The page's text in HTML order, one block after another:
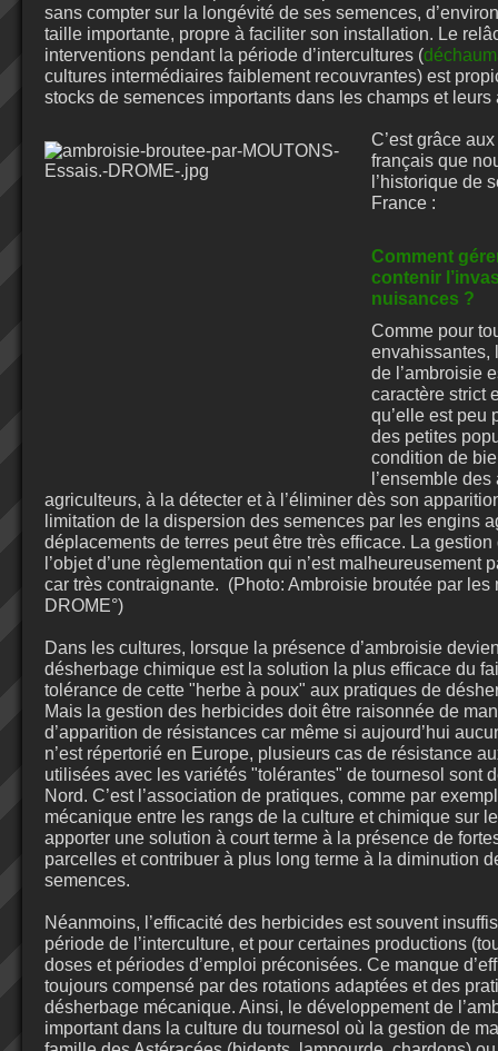
sans compter sur la longévité de ses semences,
taille importante, propre à faciliter son installation. Le
interventions pendant la période d’intercultures (
cultures intermédiaires faiblement recouvrantes) est
stocks de semences importants dans les champs et leurs
C’est grâce
français que
l’historique de
France :
Comment
contenir
nuisances ?
Comme pour
envahissantes,
de l’ambroisie
caractère strict
qu’elle est peu
des petites
condition de
l’ensemble
agriculteurs, à la détecter et à l’éliminer dès son
limitation de la dispersion des semences par les engins
déplacements de terres peut être très efficace. La gestion
l’objet d’une règlementation qui n’est malheureusement
car très contraignante. (Photo: Ambroisie broutée par les
DROME°)
Dans les cultures, lorsque la présence d’ambroisie
désherbage chimique est la solution la plus efficace du
tolérance de cette "herbe à poux" aux pratiques de
Mais la gestion des herbicides doit être raisonnée de
d’apparition de résistances car même si aujourd’hui
n’est répertorié en Europe, plusieurs cas de résistance
utilisées avec les variétés "tolérantes" de tournesol sont
Nord. C’est l’association de pratiques, comme par
mécanique entre les rangs de la culture et chimique sur
apporter une solution à court terme à la présence de
parcelles et contribuer à plus long terme à la diminution
semences.
Néanmoins, l’efficacité des herbicides est souvent
période de l’interculture, et pour certaines productions
doses et périodes d’emploi préconisées. Ce manque
toujours compensé par des rotations adaptées et des
désherbage mécanique. Ainsi, le développement de
important dans la culture du tournesol où la gestion de